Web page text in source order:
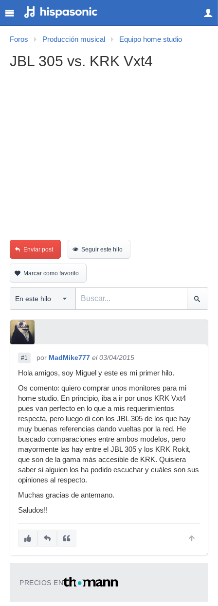
Foros Producción musical Equipo home studio
JBL 305 vs. KRK Vxt4
Enviar post Seguir este hilo
Marcar como favorito
#1 por MadMike777 el 03/04/2015
Hola amigos, soy Miguel y este es mi primer hilo.
Os comento: quiero comprar unos monitores para mi
home studio. En principio, iba a ir por unos KRK Vxt4
pues van perfecto en lo que a mis requerimientos
respecta, pero luego di con los JBL 305 de los que hay
muy buenas referencias dando vueltas por la red. He
buscado comparaciones entre ambos modelos, pero
mayormente las hay entre el JBL 305 y los KRK Rokit,
que son de la gama más accesible de KRK. Quisiera
saber si alguien los ha podido escuchar y cuáles son sus
opiniones al respecto.
Muchas gracias de antemano.
Saludos!!
PRECIOS EN